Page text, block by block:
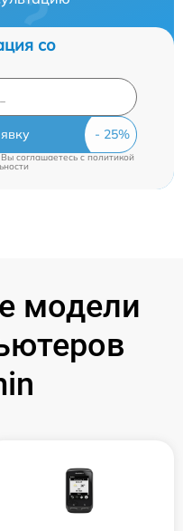
со
соглашаетесь cполитикой
модели